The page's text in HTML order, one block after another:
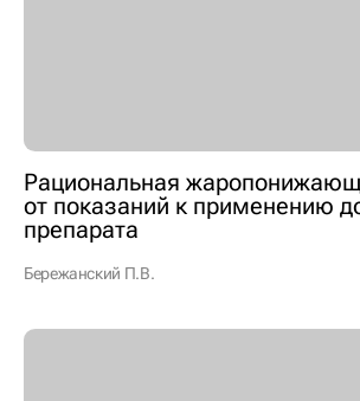
Рациональная
от показаний к применению
препарата
Бережанский П.В.